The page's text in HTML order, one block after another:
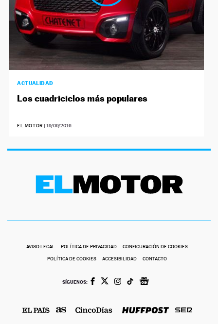
ACTUALIDAD
Los cuadriciclos más populares
EL MOTOR | 19/09/2016
AVISO LEGAL POLÍTICA DE PRIVACIDAD CONFIGURACIÓN DE COOKIES
POLÍTICA DE COOKIES ACCESIBILIDAD CONTACTO
SÍGUENOS: